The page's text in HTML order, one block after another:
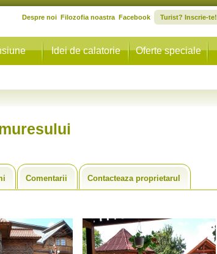
Idei de calatorie Oferte speciale
Despre noi Filozofia noastra Facebook Turist? Inscrie-te!
Comentarii Contacteaza proprietarul